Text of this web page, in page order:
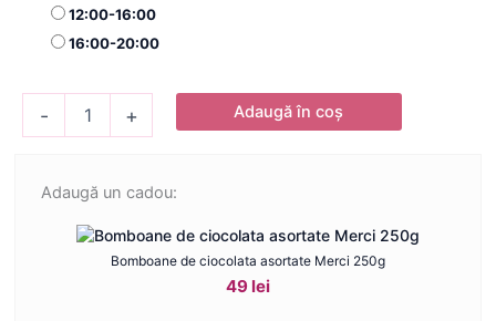
12:00-16:00
16:00-20:00
-
Decoratiune
+ Adaugă în coș
Adaugă un cadou:
Bomboane de ciocolata asortate Merci 250g
49 lei